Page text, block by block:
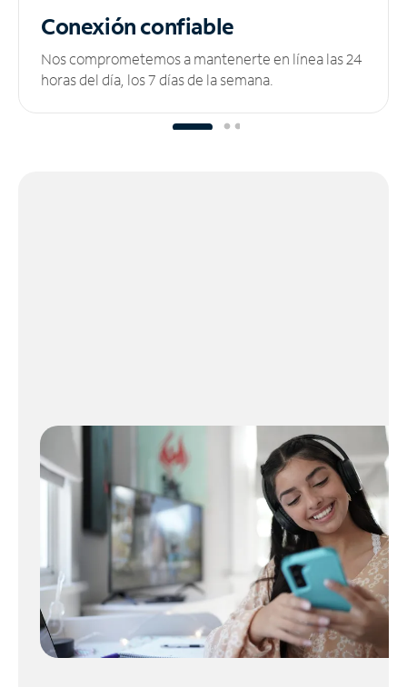
Conexión confiable
Nos comprometemos a mantenerte en línea las 24
horas del día, los 7 días de la semana.